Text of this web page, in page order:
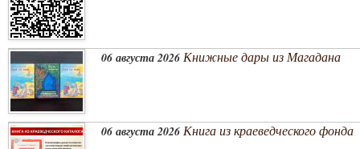
06 августа 2026 Книжные дары из Магадана
06 августа 2026 Книга из краеведческого фонда